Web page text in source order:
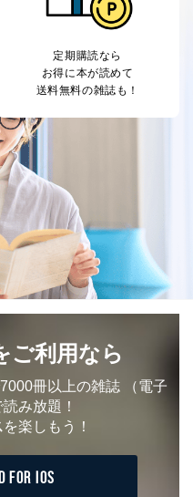
ループディレクター 前
の利用目的は次のとお
利用目的
の配送のため
収のため
等による商品、サービ
ンペーン等の広告の案内
定できない形で取得した
商品・サービスに関する
め
レーター教育など応対品
ため
ーQ＆Aサイトの投稿内容
サービス内容のご案内の
定期購読なら
お得に本が読めて
送料無料の雑誌も！
ご利用なら
冊以上の雑誌 （電子
み放題！
を楽しもう！
FOR IOS